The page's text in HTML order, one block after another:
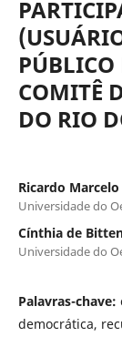
PÚBLICO
COMITÊ
DO RIO
Ricardo
Universidade do
Cínthia de
Universidade do
Palavras-chave:
democrática,